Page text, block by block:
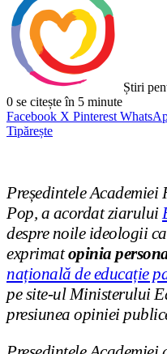
Știri
0 se citește în 5 minute
Facebook X Pinterest
Tipărește
Președintele Academiei
Pop, a acordat ziarului
despre noile ideologii
exprimatopinia
națională de educație
pe site-ul Ministerului
presiunea opiniei